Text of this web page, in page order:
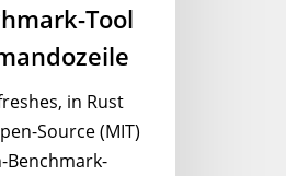
Tool
in Rust
Source (MIT)
Benchmark-